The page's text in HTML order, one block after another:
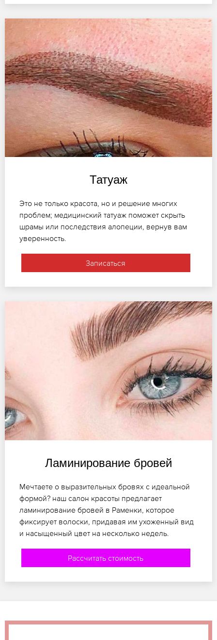
Татуаж
Это не только красота, но и решение многих
проблем; медицинский татуаж поможет скрыть
шрамы или последствия алопеции, вернув вам
уверенность.
Записаться
Ламинирование бровей
Мечтаете о выразительных бровях с идеальной
формой? наш салон красоты предлагает
ламинирование бровей в Раменки, которое
фиксирует волоски, придавая им ухоженный вид
и насыщенный цвет на несколько недель.
Рассчитать стоимость